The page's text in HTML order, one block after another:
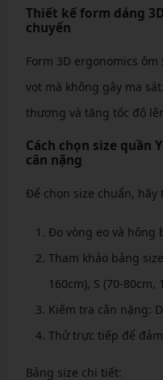
Thiết kế form dáng
chuyển
Form 3D ergonomics
vọt mà không gây ma
thương và tăng tốc độ
Cách chọn size quần
cân nặng
Để chọn size chuẩn,
Đo vòng eo và hông
Tham khảo bảng
160cm), S (70-80cm,
Kiểm tra cân nặng:
Thử trực tiếp để
Bảng size chi tiết: